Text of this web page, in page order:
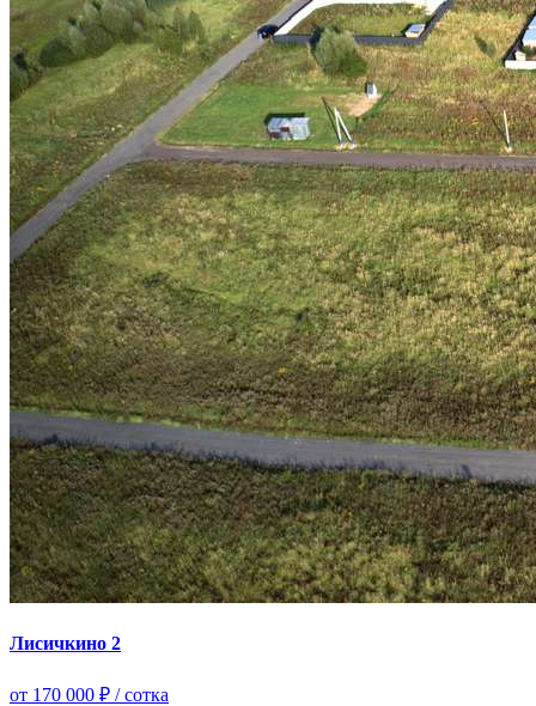
Лисичкино 2
от 170 000 ₽ / сотка